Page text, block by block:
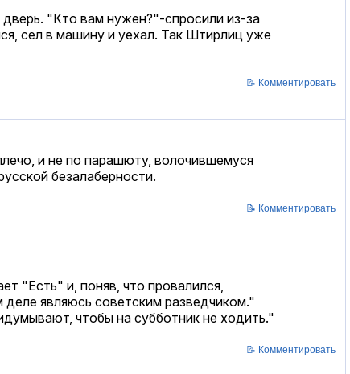
"Кто вам нужен?"-спросили из-за
сел в машину и уехал. Так Штирлиц уже
📝 Комментировать
и не по парашюту, волочившемуся
безалаберности.
📝 Комментировать
"Есть" и, поняв, что провалился,
являюсь советским разведчиком."
чтобы на субботник не ходить."
📝 Комментировать